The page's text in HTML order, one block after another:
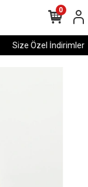
Size Özel İndirimler
0